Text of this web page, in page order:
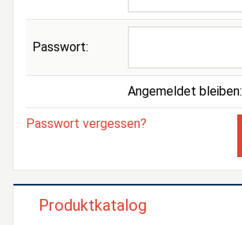
Passwort:
Angemeldet bleiben:
Passwort vergessen?
Produktkatalog